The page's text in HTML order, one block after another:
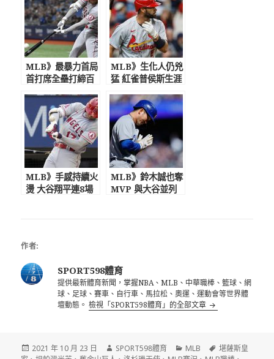
MLB》最暴力首局
首打席全壘打締百
超大號24轟再度引
熱議
MLB》生化人仍兇
猛 紅雀普侯斯生涯
MLB》手感持續火
燙 大谷翔平連8場
MLB》鈴木誠也奪
MVP 與大谷並列
作者:
SPORT598體育
提供最新體育新聞，掌握NBA、MLB、中華職棒、籃球、網
球、足球、賽車、自行車、馬拉松、奧運、運動會等世界體
壇動態。檢視「SPORT598體育」的全部文章
發
2021 年 10 月 23 日
作
SPORT598體育
分
MLB
標
堪薩斯皇